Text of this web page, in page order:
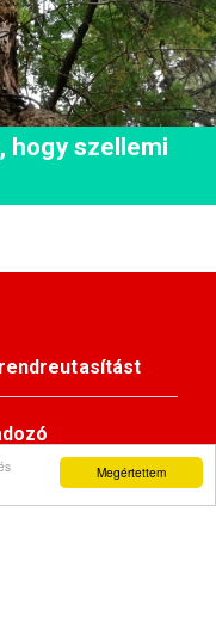
Megértettem
hogy szellemi